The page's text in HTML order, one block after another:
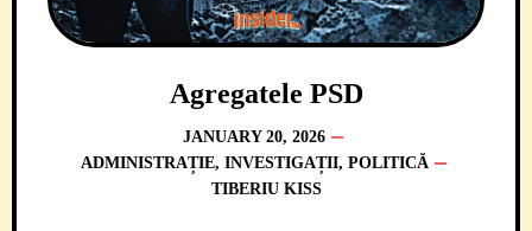
Agregatele PSD
JANUARY 20, 2026
ADMINISTRAȚIE, INVESTIGAȚII, POLITICĂ
TIBERIU KISS